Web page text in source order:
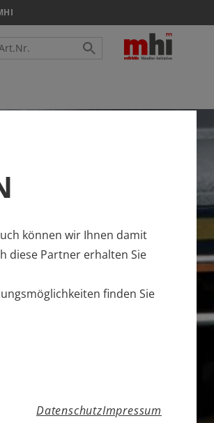
können wir Ihnen damit
diese Partner erhalten Sie
finden Sie
DatenschutzImpressum